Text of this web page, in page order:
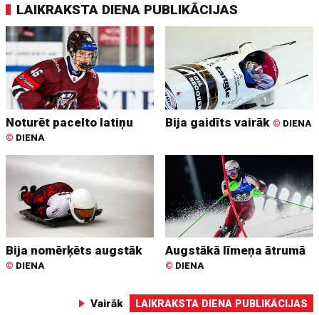
LAIKRAKSTA DIENA PUBLIKĀCIJAS
Noturēt pacelto latiņu
© DIENA
Bija gaidīts vairāk © DIENA
Bija nomērķēts augstāk
© DIENA
Augstākā līmeņa ātrumā
© DIENA
Vairāk LAIKRAKSTA DIENA PUBLIKĀCIJAS